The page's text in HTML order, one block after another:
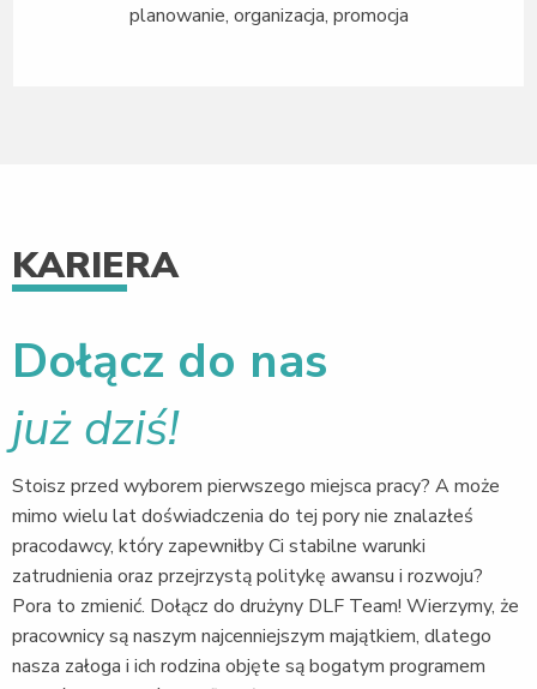
planowanie, organizacja, promocja
KARIERA
Dołącz do nas
już dziś!
Stoisz przed wyborem pierwszego miejsca pracy? A może
mimo wielu lat doświadczenia do tej pory nie znalazłeś
pracodawcy, który zapewniłby Ci stabilne warunki
zatrudnienia oraz przejrzystą politykę awansu i rozwoju?
Pora to zmienić. Dołącz do drużyny DLF Team! Wierzymy, że
pracownicy są naszym najcenniejszym majątkiem, dlatego
nasza załoga i ich rodzina objęte są bogatym programem